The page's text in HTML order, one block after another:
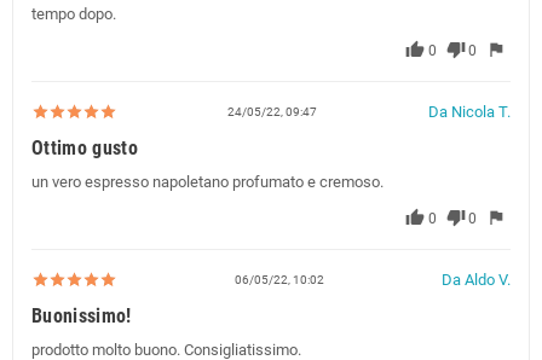
tempo dopo.
thumb_up 0 thumb_down0 flag
24/05/22, 09:47 Da Nicola T.
Ottimo gusto
un vero espresso napoletano profumato e cremoso.
thumb_up 0 thumb_down0 flag
06/05/22, 10:02 Da Aldo V.
Buonissimo!
prodotto molto buono. Consigliatissimo.